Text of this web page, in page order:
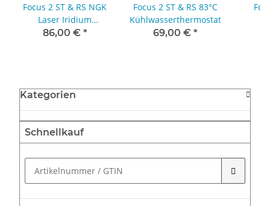
Focus 2 ST & RS NGK
Laser Iridium
Zündkerzen für Serie
86,00 € *
Focus 2 ST & RS 83°C
Kühlwasserthermostat
69,00 € *
Kategorien
Schnellkauf